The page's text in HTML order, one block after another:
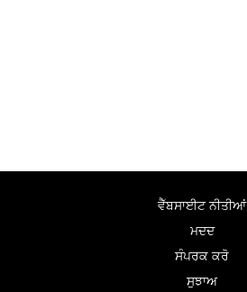
ਵੈੱਬਸਾਈਟ ਨੀਤੀਆਂ
ਮਦਦ
ਸੰਪਰਕ ਕਰੋ
ਸੁਝਾਅ